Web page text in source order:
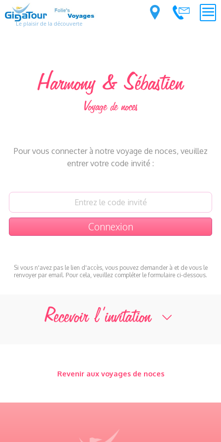
Le plaisir de la découverte
Harmony & Sébastien
Voyage de noces
Pour vous connecter à notre voyage de noces, veuillez
entrer votre code invité :
Si vous n'avez pas le lien d'accès, vous pouvez demander à et de vous le
renvoyer par email. Pour cela, veuillez compléter le formulaire ci-dessous.
Recevoir l’invitation
Revenir aux voyages de noces